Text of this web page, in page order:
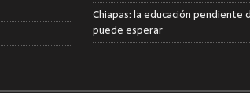
Chiapas: la educación pendiente
puede esperar